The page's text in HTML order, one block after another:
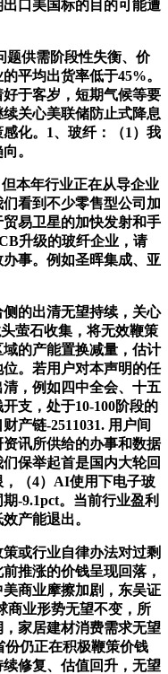
口美国标的目的可能遭
供需阶段性失衡、价
平均出货率低于45%。
于客岁，短期气候等要
关心美联储防止式降息
化。1、玻纤：（1）我
。
本年行业正在从导企业
看到不少零售型公司加
易卫星的加快发射和手
升级的玻纤企业，请
事。例如圣晖集成、亚
的出清无望持续，关心
萤石收集，将无效鞭策
的产能置换减量，估计
。若用户对本声明的任
，例如四中全会、十五
支，处于10-100阶段的
产链-2511031. 用户间
讯所供给的办事和数据
保举起首是国内大轮回
（4）AI使用下电子玻
-9.1pct。当前行业盈利
产能退出。
或行业自律办法对过剩
推涨的价钱呈现回落，
商业摩擦加剧，东吴证
商业形势无望不变，所
家居建材消费需求无望
份仍正在积极鞭策价钱
续修复、估值回升，无望